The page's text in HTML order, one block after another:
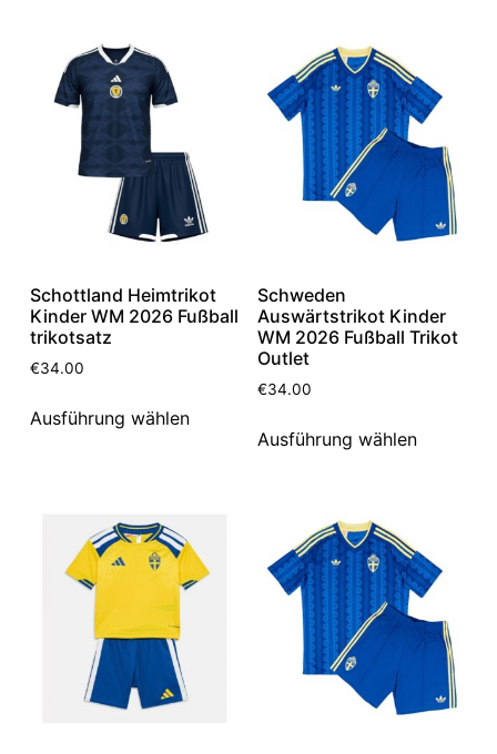
Schottland Heimtrikot
Kinder WM 2026 Fußball
trikotsatz
€34.00
Ausführung wählen
Schweden
Auswärtstrikot Kinder
WM 2026 Fußball Trikot
Outlet
€34.00
Ausführung wählen